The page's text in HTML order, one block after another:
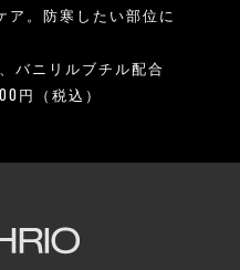
ア。防寒したい部位に
バニリルブチル配合
円（税込）